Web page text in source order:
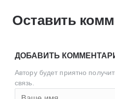
Оставить
ДОБАВИТЬ
Автору будет приятно
связь.